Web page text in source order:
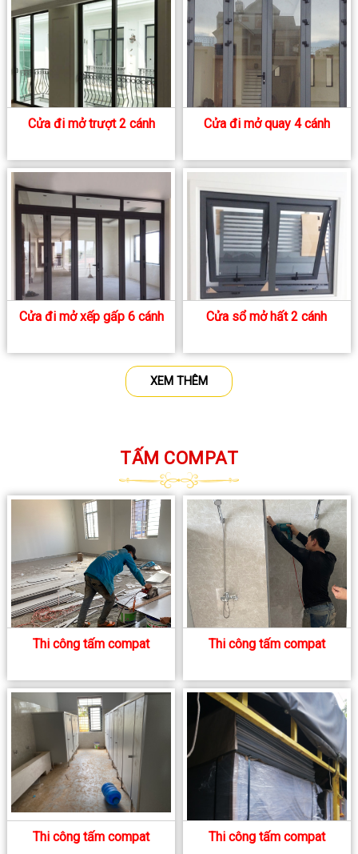
Cửa đi mở trượt 2 cánh Cửa đi mở quay 4 cánh
Cửa đi mở xếp gấp 6 cánh Cửa sổ mở hất 2 cánh
XEM THÊM
TẤM COMPAT
Thi công tấm compat Thi công tấm compat
Thi công tấm compat Thi công tấm compat